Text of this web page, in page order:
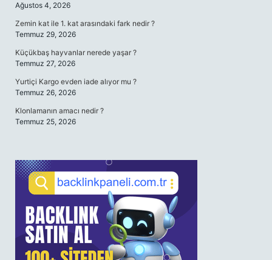
Ağustos 4, 2026
Zemin kat ile 1. kat arasındaki fark nedir ?
Temmuz 29, 2026
Küçükbaş hayvanlar nerede yaşar ?
Temmuz 27, 2026
Yurtiçi Kargo evden iade alıyor mu ?
Temmuz 26, 2026
Klonlamanın amacı nedir ?
Temmuz 25, 2026